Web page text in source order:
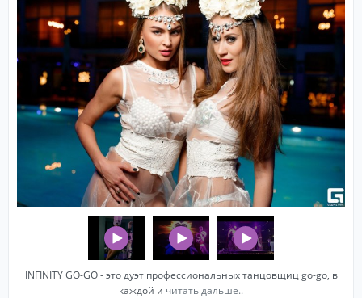
INFINITY GO-GO - это дуэт профессиональных танцовщиц go-go, в
каждой и читать дальше..